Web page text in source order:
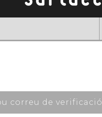
correu de verificació